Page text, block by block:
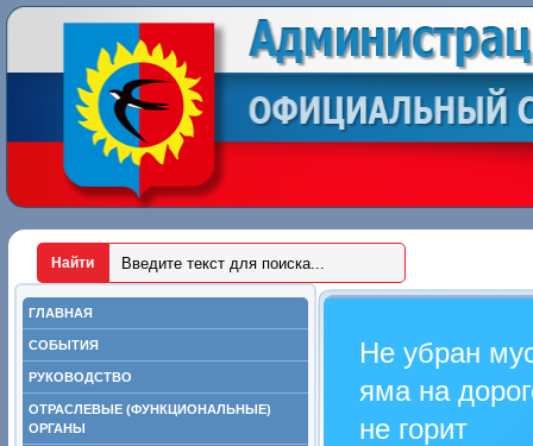
ГЛАВНАЯ
СОБЫТИЯ
РУКОВОДСТВО
ОТРАСЛЕВЫЕ (ФУНКЦИОНАЛЬНЫЕ)
ОРГАНЫ
Не убран
яма на
не горит